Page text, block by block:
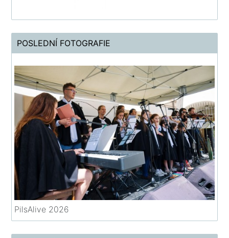
POSLEDNÍ FOTOGRAFIE
PilsAlive 2026